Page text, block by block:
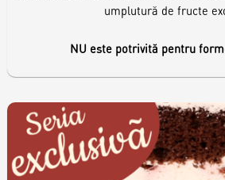
umplutură de fructe
NU este potrivită pentru